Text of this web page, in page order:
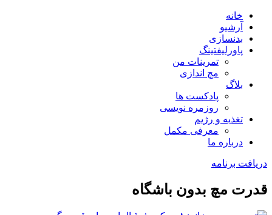
خانه
آرشیو
بدنسازی
پاورلیفتینگ
تمرینات من
مچ اندازی
بلاگ
پادکست ها
روزمره نویسی
تغذیه و رژیم
معرفی مکمل
درباره ما
دریافت برنامه
قدرت مچ بدون باشگاه